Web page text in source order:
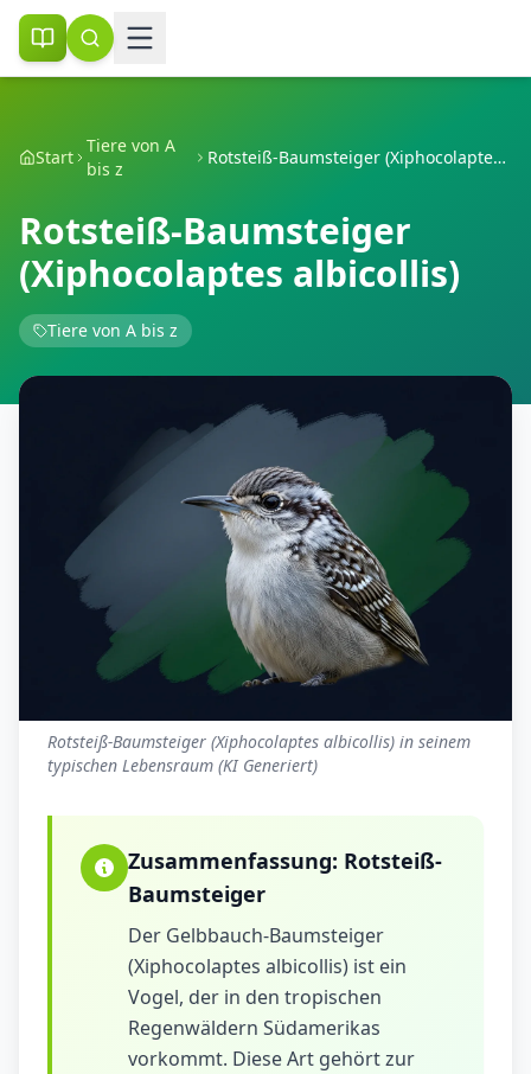
Start
Tiere von A
bis z
Rotsteiß-Baumsteiger (Xiphocolaptes albicollis)
Rotsteiß-Baumsteiger
(Xiphocolaptes albicollis)
Tiere von A bis z
Rotsteiß-Baumsteiger (Xiphocolaptes albicollis) in seinem
typischen Lebensraum (KI Generiert)
Zusammenfassung: Rotsteiß-
Baumsteiger
Der Gelbbauch-Baumsteiger
(Xiphocolaptes albicollis) ist ein
Vogel, der in den tropischen
Regenwäldern Südamerikas
vorkommt. Diese Art gehört zur